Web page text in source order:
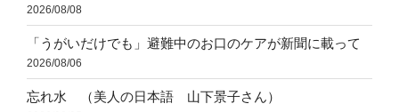
2026/08/08
「うがいだけでも」避難中のお口のケアが新聞に載って
2026/08/06
忘れ水 （美人の日本語 山下景子さん）